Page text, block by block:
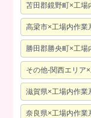
苫田郡鏡野町×工場
高梁市×工場内作業
勝田郡勝央町×工場
その他-関西エリア
滋賀県×工場内作業
奈良県×工場内作業